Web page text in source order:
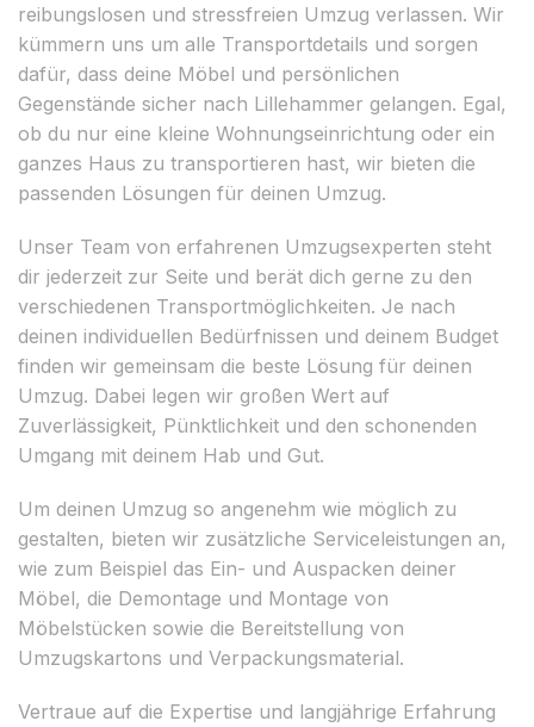
reibungslosen und stressfreien Umzug verlassen. Wir
kümmern uns um alle Transportdetails und sorgen
dafür, dass deine Möbel und persönlichen
Gegenstände sicher nach Lillehammer gelangen. Egal,
ob du nur eine kleine Wohnungseinrichtung oder ein
ganzes Haus zu transportieren hast, wir bieten die
passenden Lösungen für deinen Umzug.
Unser Team von erfahrenen Umzugsexperten steht
dir jederzeit zur Seite und berät dich gerne zu den
verschiedenen Transportmöglichkeiten. Je nach
deinen individuellen Bedürfnissen und deinem Budget
finden wir gemeinsam die beste Lösung für deinen
Umzug. Dabei legen wir großen Wert auf
Zuverlässigkeit, Pünktlichkeit und den schonenden
Umgang mit deinem Hab und Gut.
Um deinen Umzug so angenehm wie möglich zu
gestalten, bieten wir zusätzliche Serviceleistungen an,
wie zum Beispiel das Ein- und Auspacken deiner
Möbel, die Demontage und Montage von
Möbelstücken sowie die Bereitstellung von
Umzugskartons und Verpackungsmaterial.
Vertraue auf die Expertise und langjährige Erfahrung